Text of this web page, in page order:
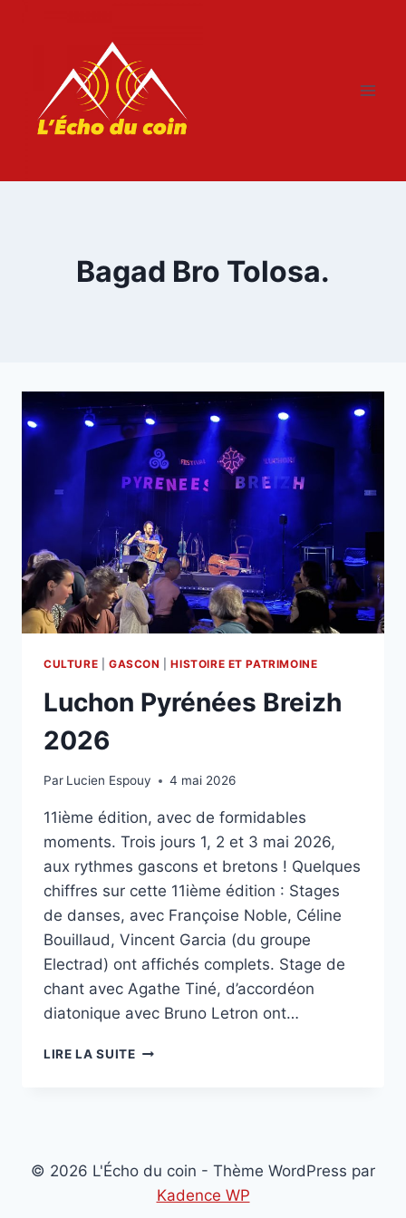
Bagad Bro Tolosa.
CULTURE GASCON |HISTOIRE ET PATRIMOINE
Luchon Pyrénées Breizh
2026
Par Lucien Espouy 4 mai 2026
11ième édition, avec de formidables
moments. Trois jours 1, 2 et 3 mai 2026,
aux rythmes gascons et bretons ! Quelques
chiffres sur cette 11ième édition : Stages
de danses, avec Françoise Noble, Céline
Bouillaud, Vincent Garcia (du groupe
Electrad) ont affichés complets. Stage de
chant avec Agathe Tiné, d’accordéon
diatonique avec Bruno Letron ont…
LIRE LA SUITELUCHON
© 2026 L'Écho du coin - Thème WordPress par
Kadence WP